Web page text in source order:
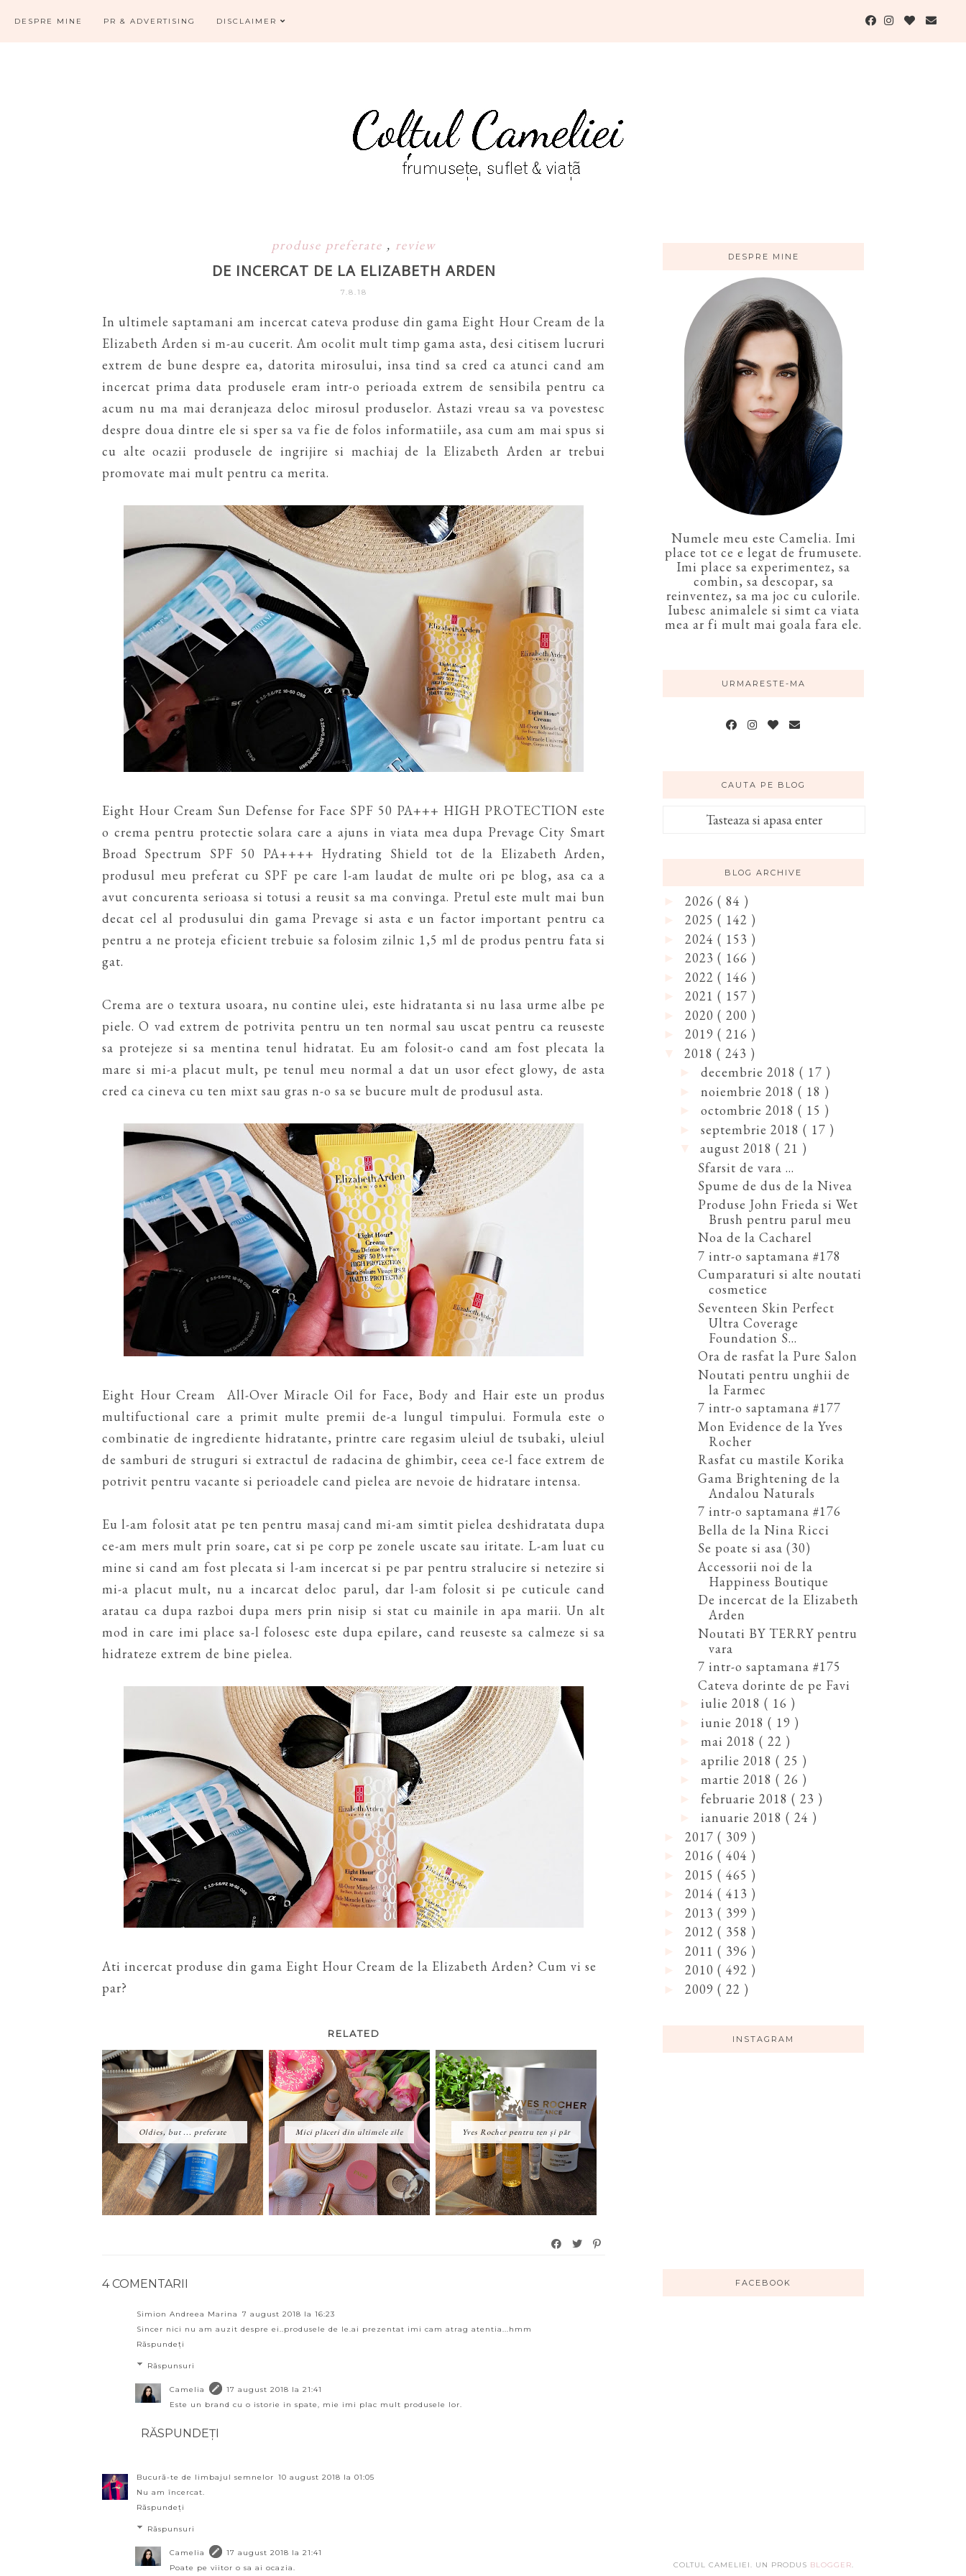
DESPRE MINE PR & ADVERTISING DISCLAIMER
produse preferate , review
DE INCERCAT DE LA ELIZABETH ARDEN
7.8.18
In ultimele saptamani am incercat cateva produse din gama Eight Hour Cream de la
Elizabeth Arden si m-au cucerit. Am ocolit mult timp gama asta, desi citisem lucruri
extrem de bune despre ea, datorita mirosului, insa tind sa cred ca atunci cand am
incercat prima data produsele eram intr-o perioada extrem de sensibila pentru ca
acum nu ma mai deranjeaza deloc mirosul produselor. Astazi vreau sa va povestesc
despre doua dintre ele si sper sa va fie de folos informatiile, asa cum am mai spus si
cu alte ocazii produsele de ingrijire si machiaj de la Elizabeth Arden ar trebui
promovate mai mult pentru ca merita.
Eight Hour Cream Sun Defense for Face SPF 50 PA+++ HIGH PROTECTION este
o crema pentru protectie solara care a ajuns in viata mea dupa Prevage City Smart
Broad Spectrum SPF 50 PA++++ Hydrating Shield tot de la Elizabeth Arden,
produsul meu preferat cu SPF pe care l-am laudat de multe ori pe blog, asa ca a
avut concurenta serioasa si totusi a reusit sa ma convinga. Pretul este mult mai bun
decat cel al produsului din gama Prevage si asta e un factor important pentru ca
pentru a ne proteja eficient trebuie sa folosim zilnic 1,5 ml de produs pentru fata si
gat.
Crema are o textura usoara, nu contine ulei, este hidratanta si nu lasa urme albe pe
piele. O vad extrem de potrivita pentru un ten normal sau uscat pentru ca reuseste
sa protejeze si sa mentina tenul hidratat. Eu am folosit-o cand am fost plecata la
mare si mi-a placut mult, pe tenul meu normal a dat un usor efect glowy, de asta
cred ca cineva cu ten mixt sau gras n-o sa se bucure mult de produsul asta.
Eight Hour Cream All-Over Miracle Oil for Face, Body and Hair este un produs
multifuctional care a primit multe premii de-a lungul timpului. Formula este o
combinatie de ingrediente hidratante, printre care regasim uleiul de tsubaki, uleiul
de samburi de struguri si extractul de radacina de ghimbir, ceea ce-l face extrem de
potrivit pentru vacante si perioadele cand pielea are nevoie de hidratare intensa.
Eu l-am folosit atat pe ten pentru masaj cand mi-am simtit pielea deshidratata dupa
ce-am mers mult prin soare, cat si pe corp pe zonele uscate sau iritate. L-am luat cu
mine si cand am fost plecata si l-am incercat si pe par pentru stralucire si netezire si
mi-a placut mult, nu a incarcat deloc parul, dar l-am folosit si pe cuticule cand
aratau ca dupa razboi dupa mers prin nisip si stat cu mainile in apa marii. Un alt
mod in care imi place sa-l folosesc este dupa epilare, cand reuseste sa calmeze si sa
hidrateze extrem de bine pielea.
Ati incercat produse din gama Eight Hour Cream de la Elizabeth Arden? Cum vi se
par?
RELATED
Oldies, but ... preferate Mici plăceri din ultimele zile Yves Rocher pentru ten și păr
4 COMENTARII
Simion Andreea Marina
7 august 2018 la 16:23
Sincer nici nu am auzit despre ei..produsele de le.ai prezentat imi cam atrag atentia...hmm
Răspundeți
Răspunsuri
Camelia
17 august 2018 la 21:41
Este un brand cu o istorie in spate, mie imi plac mult produsele lor.
RĂSPUNDEȚI
Bucură-te de limbajul semnelor 10 august 2018 la 01:05
Nu am încercat.
Răspundeți
Răspunsuri
Camelia
17 august 2018 la 21:41
Poate pe viitor o sa ai ocazia.
DESPRE MINE
Numele meu este Camelia. Imi
place tot ce e legat de frumusete.
Imi place sa experimentez, sa
combin, sa descopar, sa
reinventez, sa ma joc cu culorile.
Iubesc animalele si simt ca viata
mea ar fi mult mai goala fara ele.
URMARESTE-MA
CAUTA PE BLOG
BLOG ARCHIVE
2026 ( 84 )
2025 ( 142 )
2024 ( 153 )
2023 ( 166 )
2022 ( 146 )
2021 ( 157 )
2020 ( 200 )
2019 ( 216 )
2018 ( 243 )
decembrie 2018 ( 17 )
noiembrie 2018 ( 18 )
octombrie 2018 ( 15 )
septembrie 2018 ( 17 )
august 2018 ( 21 )
Sfarsit de vara ...
Spume de dus de la Nivea
Produse John Frieda si Wet
Brush pentru parul meu
Noa de la Cacharel
7 intr-o saptamana #178
Cumparaturi si alte noutati
cosmetice
Seventeen Skin Perfect
Ultra Coverage
Foundation S...
Ora de rasfat la Pure Salon
Noutati pentru unghii de
la Farmec
7 intr-o saptamana #177
Mon Evidence de la Yves
Rocher
Rasfat cu mastile Korika
Gama Brightening de la
Andalou Naturals
7 intr-o saptamana #176
Bella de la Nina Ricci
Se poate si asa (30)
Accessorii noi de la
Happiness Boutique
De incercat de la Elizabeth
Arden
Noutati BY TERRY pentru
vara
7 intr-o saptamana #175
Cateva dorinte de pe Favi
iulie 2018 ( 16 )
iunie 2018 ( 19 )
mai 2018 ( 22 )
aprilie 2018 ( 25 )
martie 2018 ( 26 )
februarie 2018 ( 23 )
ianuarie 2018 ( 24 )
2017 ( 309 )
2016 ( 404 )
2015 ( 465 )
2014 ( 413 )
2013 ( 399 )
2012 ( 358 )
2011 ( 396 )
2010 ( 492 )
2009 ( 22 )
INSTAGRAM
FACEBOOK
COLTUL CAMELIEI. UN PRODUS BLOGGER.